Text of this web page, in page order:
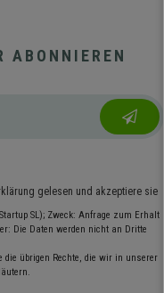
ABONNIEREN
gelesen und akzeptiere sie
SL); Zweck: Anfrage zum Erhalt
Die Daten werden nicht an Dritte
die übrigen Rechte, die wir in unserer